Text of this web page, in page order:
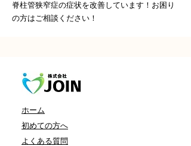
脊柱管狭窄症の症状を改善しています！お困り
の方はご相談ください！
ホーム
初めての方へ
よくある質問